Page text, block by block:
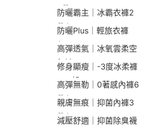
2件2190
防曬霸主｜冰霸衣褲2
件$1790
防曬Plus｜輕旅衣褲
$2190
高彈透氣｜冰氧雲柔空
氣褲
修身顯瘦｜-3度冰柔褲
790起
高彈無勒｜0著感內褲6
件$1290
親膚無痕｜抑菌內褲3
件$790
減壓舒適｜抑菌除臭襪